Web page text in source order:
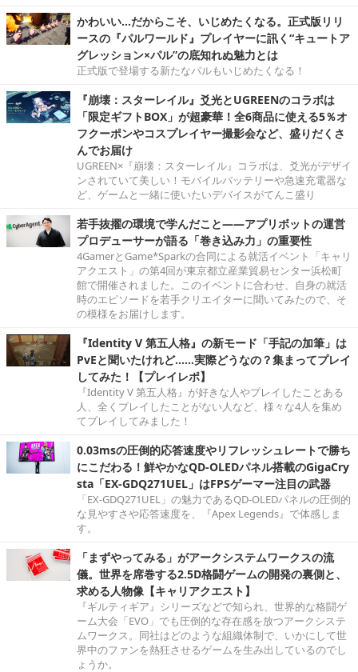
かわいい…だからこそ、いじめたくなる。正式版リリ
ースの『パルワールド』プレイヤーに訊く“キュートア
グレッション×パル”の底知れぬ魅力とは
正式版で登場する新たなパルもいじめたくなる！
『崩壊：スターレイル』爻光とUGREENのコラボは
「限定ギフトBOX」が超豪華！全6商品に使える5％オ
フクーポンやコスプレイヤー撮影会など、盛りだくさ
んでお届け
UGREEN×『崩壊：スターレイル』コラボは、爻光がデザイ
ンされていて美しい！モバイルバッテリーや急速充電器な
ど、ゲームと一緒に使いたいデバイスがてんこ盛り
若手抜擢の環境で学んだこと――アプリボットの運営
プロデューサーが語る「巻き込み力」の重要性
4GamerとGame*Sparkの合同による就活イベント「キャリ
アクエスト」の第4回が東京都立産業貿易センター浜松町
館で開催されました。このイベントに合わせ、自身の就活
時のエピソードを若手クリエイターに聞いてみたので、そ
の模様をお届けします。
『Identity V 第五人格』の新モード「手記の加筆」は
PvEと聞いたけれど……実際どうなの？集まってプレイ
してみた！【プレイレポ】
『Identity V 第五人格』が好きな人やプレイしたことある
人、全くプレイしたことがない人など、様々な4人を集め
てプレイしてみました！
0.03msの圧倒的応答速度やリフレッシュレートで勝ち
にこだわる！鮮やかなQD-OLEDパネル搭載のGigaCry
sta「EX-GDQ271UEL」はFPSゲーマー注目の武器
「EX-GDQ271UEL」の魅力であるQD-OLEDパネルの圧倒的
な見やすさや応答速度を、『Apex Legends』で体感しま
す。
「まずやってみる」がアークシステムワークスの流
儀。世界を席巻する2.5D格闘ゲームの開発の裏側と、
求める人物像【キャリアクエスト】
『ギルティギア』シリーズなどで知られ、世界的な格闘ゲ
ーム大会「EVO」でも圧倒的な存在感を放つアークシステ
ムワークス。同社はどのような組織体制で、いかにして世
界中のファンを熱狂させるゲームを生み出しているのでし
ょうか。